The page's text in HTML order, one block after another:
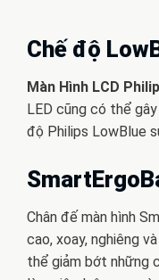
Chế độ
Màn Hình LCD
LED cũng có thể
độ Philips LowBlue
Chân đế màn hình
cao, xoay, nghiêng
thể giảm bớt những